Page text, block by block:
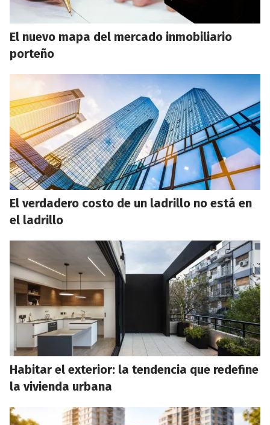
El nuevo mapa del mercado inmobiliario
porteño
El verdadero costo de un ladrillo no está en
el ladrillo
Habitar el exterior: la tendencia que redefine
la vivienda urbana